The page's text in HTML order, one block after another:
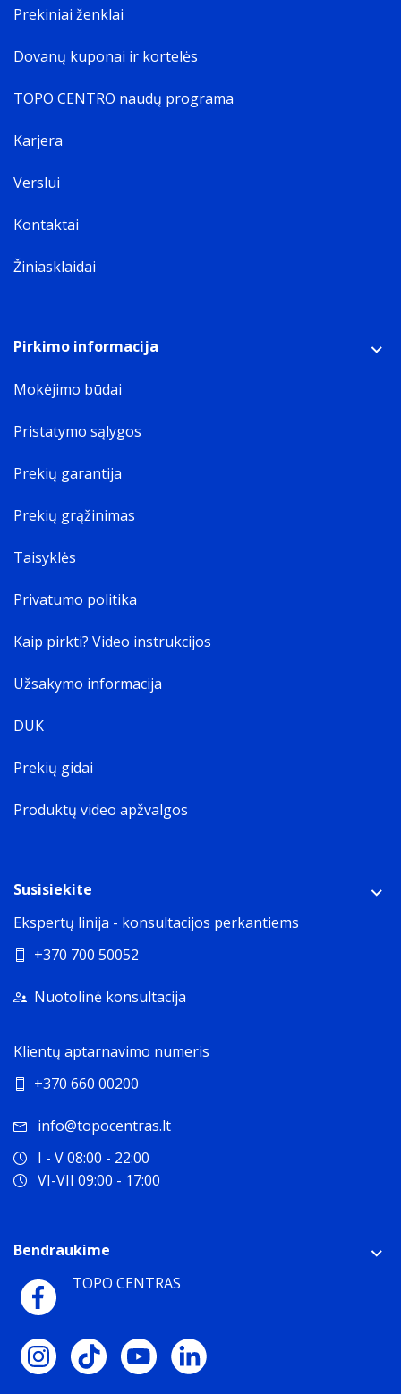
Prekiniai ženklai
Dovanų kuponai ir kortelės
TOPO CENTRO naudų programa
Karjera
Verslui
Kontaktai
Žiniasklaidai
Pirkimo informacija
Mokėjimo būdai
Pristatymo sąlygos
Prekių garantija
Prekių grąžinimas
Taisyklės
Privatumo politika
Kaip pirkti? Video instrukcijos
Užsakymo informacija
DUK
Prekių gidai
Produktų video apžvalgos
Susisiekite
Ekspertų linija - konsultacijos perkantiems
+370 700 50052
Nuotolinė konsultacija
Klientų aptarnavimo numeris
+370 660 00200
info@topocentras.lt
I - V 08:00 - 22:00
VI-VII 09:00 - 17:00
Bendraukime
TOPO CENTRAS